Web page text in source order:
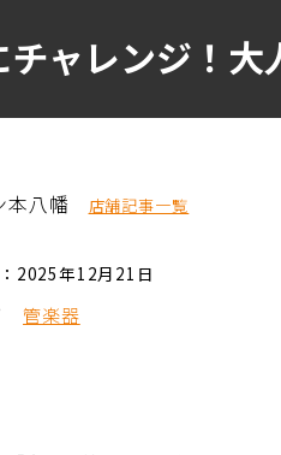
ャレンジ！
本八幡 店舗記事一覧
2025年12月21日
管楽器